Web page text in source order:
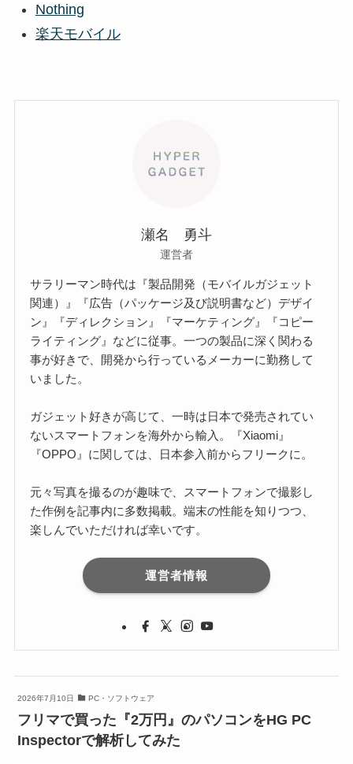
Nothing
楽天モバイル
瀬名 勇斗
運営者
サラリーマン時代は『製品開発（モバイルガジェット
関連）』『広告（パッケージ及び説明書など）デザイ
ン』『ディレクション』『マーケティング』『コピー
ライティング』などに従事。一つの製品に深く関わる
事が好きで、開発から行っているメーカーに勤務して
いました。
ガジェット好きが高じて、一時は日本で発売されてい
ないスマートフォンを海外から輸入。『Xiaomi』
『OPPO』に関しては、日本参入前からフリークに。
元々写真を撮るのが趣味で、スマートフォンで撮影し
た作例を記事内に多数掲載。端末の性能を知りつつ、
楽しんでいただければ幸いです。
運営者情報
2026年7月10日 PC・ソフトウェア
フリマで買った『2万円』のパソコンをHG PC
Inspectorで解析してみた